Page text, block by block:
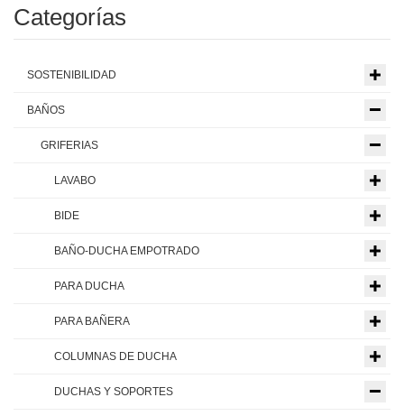
Categorías
SOSTENIBILIDAD
BAÑOS
GRIFERIAS
LAVABO
BIDE
BAÑO-DUCHA EMPOTRADO
PARA DUCHA
PARA BAÑERA
COLUMNAS DE DUCHA
DUCHAS Y SOPORTES